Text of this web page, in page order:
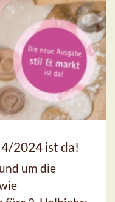
2024 ist da!
um die